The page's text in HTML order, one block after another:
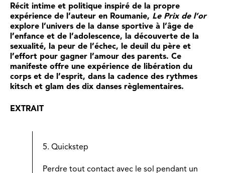
Récit intime et politique inspiré de la propre
expérience de l’auteur en Roumanie, Le Prix de l’or
explore l’univers de la danse sportive à l’âge de
l’enfance et de l’adolescence, la découverte de la
sexualité, la peur de l’échec, le deuil du père et
l’effort pour gagner l’amour des parents. Ce
manifeste offre une expérience de libération du
corps et de l’esprit, dans la cadence des rythmes
kitsch et glam des dix danses règlementaires.
EXTRAIT
5. Quickstep
Perdre tout contact avec le sol pendant un